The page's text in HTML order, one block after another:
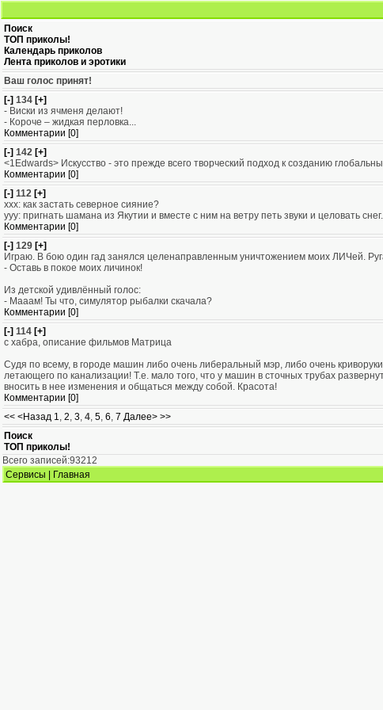
Поиск
ТОП приколы!
Календарь приколов
Лента приколов и эротики
Ваш голос принят!
[-] 134 [+]
- Виски из ячменя делают!
- Короче – жидкая перловка...
Комментарии [0]
[-] 142 [+]
<1Edwards> Искусство - это прежде всего творческий подход к созданию
Комментарии [0]
[-] 112 [+]
xxx: как застать северное сияние?
yyy: пригнать шамана из Якутии и вместе с ним на ветру петь звуки и целовать
Комментарии [0]
[-] 129 [+]
Играю. В бою один гад занялся целенаправленным уничтожением моих ЛИЧей.
- Оставь в покое моих личинок!
Из детской удивлённый голос:
- Мааам! Ты что, симулятор рыбалки скачала?
Комментарии [0]
[-] 114 [+]
с хабра, описание фильмов Матрица
Судя по всему, в городе машин либо очень либеральный мэр, либо очень
летающего по канализации! Т.е. мало того, что у машин в сточных трубах
вносить в нее изменения и общаться между собой. Красота!
Комментарии [0]
<< <Назад 1, 2, 3, 4, 5, 6, 7 Далее> >>
Поиск
ТОП приколы!
Всего записей:93212
Сервисы
Главная